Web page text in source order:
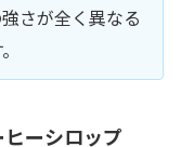
さが全く異なる
ーシロップ